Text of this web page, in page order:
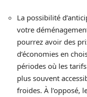
La possibilité
votre
pourrez avoir des
d’économies en
périodes où les
plus souvent
froides. À l’opposé,